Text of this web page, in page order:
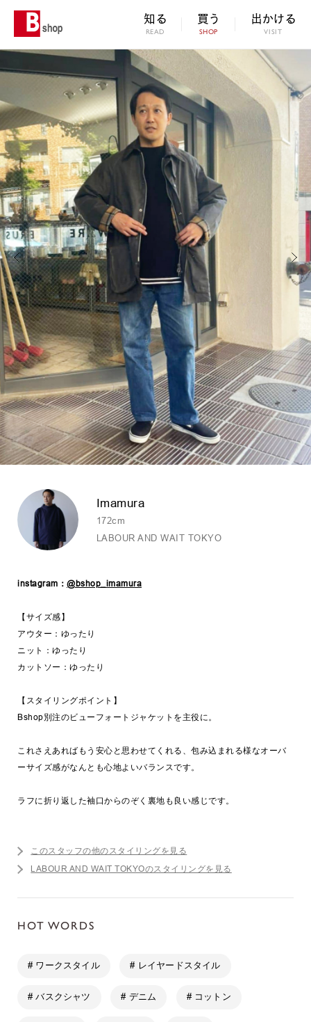
知る
READ
買う
SHOP
出かける
VISIT
Imamura
172cm
LABOUR AND WAIT TOKYO
instagram： @bshop_imamura
【サイズ感】
アウター：ゆったり
ニット：ゆったり
カットソー：ゆったり
【スタイリングポイント】
Bshop別注のビューフォートジャケットを主役に。
これさえあればもう安心と思わせてくれる、包み込まれる様なオーバ
ーサイズ感がなんとも心地よいバランスです。
ラフに折り返した袖口からのぞく裏地も良い感じです。
このスタッフの他のスタイリングを見る
LABOUR AND WAIT TOKYOのスタイリングを見る
HOT WORDS
# ワークスタイル # レイヤードスタイル
# バスクシャツ # デニム # コットン